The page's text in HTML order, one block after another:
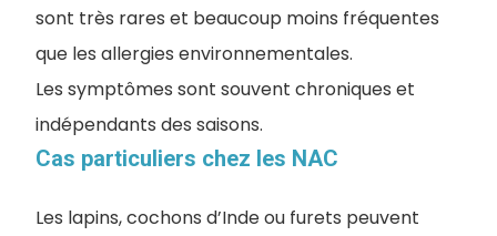
sont très rares et beaucoup moins fréquentes
que les allergies environnementales.
Les symptômes sont souvent chroniques et
indépendants des saisons.
Cas particuliers chez les NAC
Les lapins, cochons d’Inde ou furets peuvent